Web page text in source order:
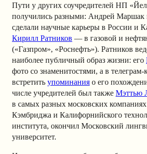
Пути у других соучредителей НП
получились разными: Андрей Маршак
сделали научные карьеры в России и
Кирилл Ратников — в газовой и
(«Газпром», «Роснефть»). Ратников
наиболее публичный образ жизни: его
фото со знаменитостями, а в
встретить упоминания о его
числе учредителей был также Мэттью
в самых разных московских
Кэмбриджа и Калифорнийского
института, окончил Московский
университет.